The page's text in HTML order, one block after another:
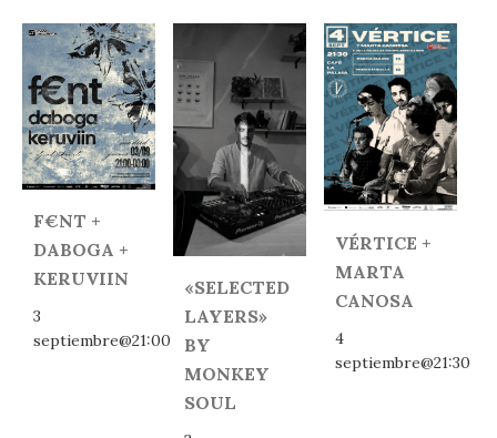
F€NT +
DABOGA +
KERUVIIN
3
septiembre@21:00
«SELECTED
LAYERS»
BY
MONKEY
SOUL
VÉRTICE +
MARTA
CANOSA
4
septiembre@21:30